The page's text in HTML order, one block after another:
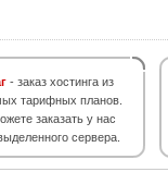
- заказ хостинга из
тарифных планов.
заказать у нас
сервера.